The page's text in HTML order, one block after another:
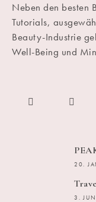
Neben den besten
Tutorials,
Beauty-Industrie
Well-Being und
20.
3.